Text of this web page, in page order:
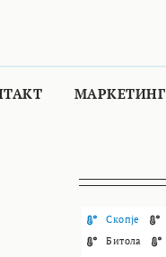
МАРКЕТИНГ
Скопје
Битола